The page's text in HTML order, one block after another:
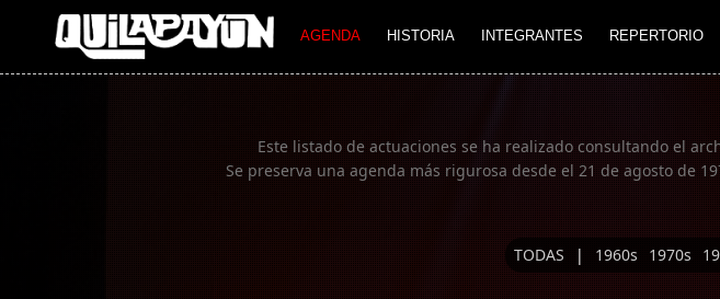
AGENDA HISTORIA INTEGRANTES REPERTORIO
Imagen 01
Este listado de actuaciones se ha realizado consultando el
Se preserva una agenda más rigurosa desde el 21 de agosto de
TODAS | 1960s 1970s